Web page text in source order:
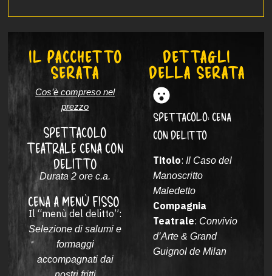
IL PACCHETTO
SERATA
Cos’è compreso nel
prezzo
SPETTACOLO
TEATRALE CENA CON
DELITTO
Durata 2 ore c.a.
CENA A MENÙ FISSO
Il “menù del delitto”:
Selezione di salumi e
formaggi
accompagnati dai
DETTAGLI
DELLA SERATA
SPETTACOLO: CENA
CON DELITTO
Titolo:Il Caso del
Manoscritto
Maledetto
Compagnia
Teatrale: Convivio
d’Arte & Grand
Guignol de Milan